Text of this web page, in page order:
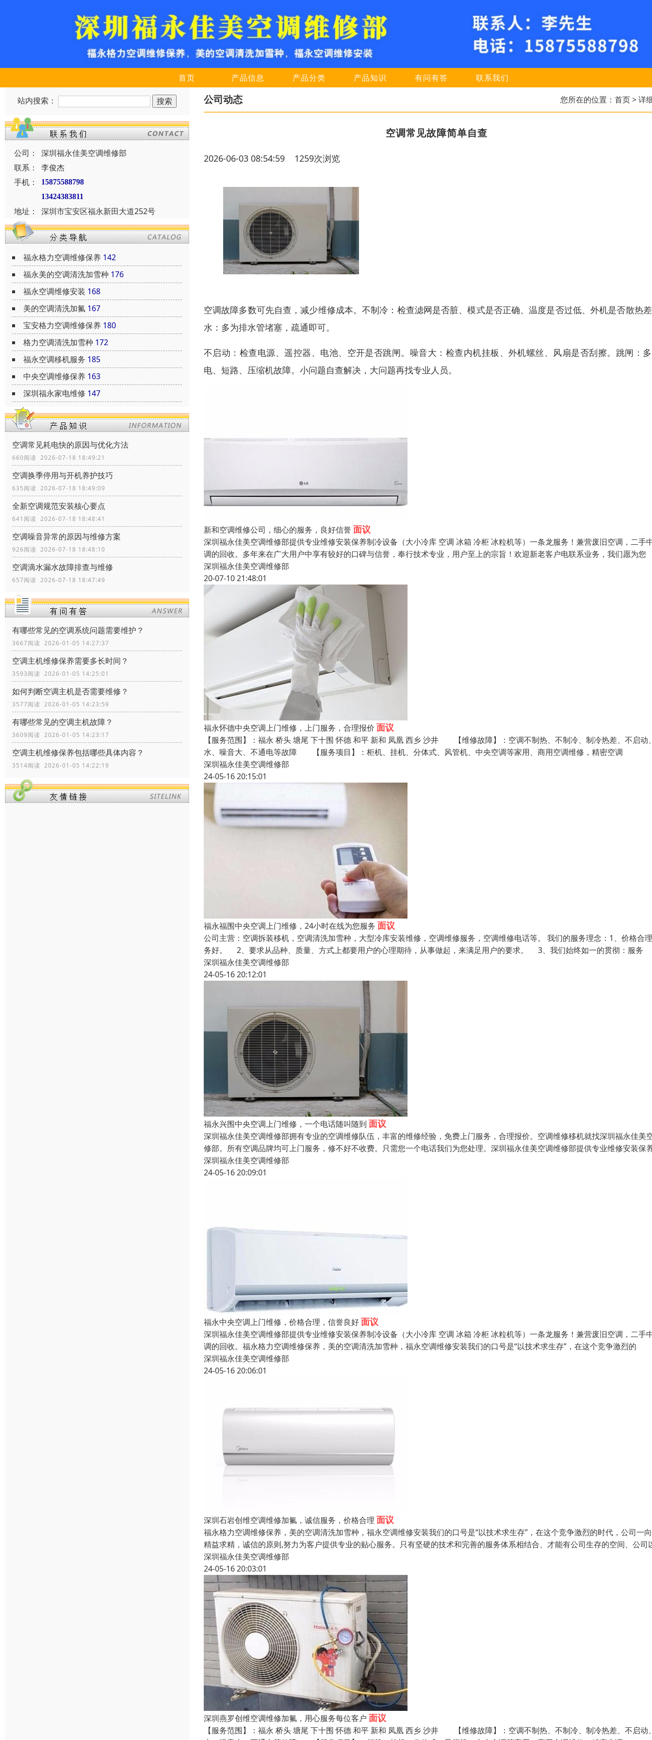
首页 产品信息 产品分类 产品知识 有问有答 联系我们
站内搜索：
公司：
深圳福永佳美空调维修部
联系：
李俊杰
手机：
15875588798
13424383811
地址： 深圳市宝安区福永新田大道252号
福永格力空调维修保养 142
福永美的空调清洗加雪种 176
福永空调维修安装 168
美的空调清洗加氟 167
宝安格力空调维修保养 180
格力空调清洗加雪种 172
福永空调移机服务 185
中央空调维修保养 163
深圳福永家电维修 147
空调常见耗电快的原因与优化方法
660阅读 2026-07-18 18:49:21
空调换季停用与开机养护技巧
635阅读 2026-07-18 18:49:09
全新空调规范安装核心要点
641阅读 2026-07-18 18:48:41
空调噪音异常的原因与维修方案
926阅读 2026-07-18 18:48:10
空调滴水漏水故障排查与维修
657阅读 2026-07-18 18:47:49
有哪些常见的空调系统问题需要维护？
3667阅读 2026-01-05 14:27:37
空调主机维修保养需要多长时间？
3593阅读 2026-01-05 14:25:01
如何判断空调主机是否需要维修？
3577阅读 2026-01-05 14:23:59
有哪些常见的空调主机故障？
3609阅读 2026-01-05 14:23:17
空调主机维修保养包括哪些具体内容？
3514阅读 2026-01-05 14:22:19
公司动态 您所在的位置： 首页> 详
空调常见故障简单自查
2026-06-03 08:54:59 1259次浏览
空调故障多数可先自查，减少维修成本。不制冷：检查滤网是否脏、模式是否正确、温度是否过低、外机是否散热
水：多为排水管堵塞，疏通即可。
不启动：检查电源、遥控器、电池、空开是否跳闸。噪音大：检查内机挂板、外机螺丝、风扇是否刮擦。跳闸：
电、短路、压缩机故障。小问题自查解决，大问题再找专业人员。
新和空调维修公司，细心的服务，良好信誉面议
深圳福永佳美空调维修部提供专业维修安装保养制冷设备（大小冷库 空调 冰箱 冷柜 冰粒机等）一条龙服务！兼营废旧空调，二手
调的回收。多年来在广大用户中享有较好的口碑与信誉，奉行技术专业，用户至上的宗旨！欢迎新老客户电联系业务，我们愿为您
深圳福永佳美空调维修部
20-07-10 21:48:01
福永怀德中央空调上门维修，上门服务，合理报价 面议
【服务范围】：福永 桥头 塘尾 下十围 怀德 和平 新和 凤凰 西乡 沙井 【维修故障】：空调不制热、不制冷、制冷热差、不启动
水、噪音大、不通电等故障 【服务项目】：柜机、挂机、分体式、风管机、中央空调等家用、商用空调维修，精密空调
深圳福永佳美空调维修部
24-05-16 20:15:01
福永福围中央空调上门维修，24小时在线为您服务 面议
公司主营：空调拆装移机，空调清洗加雪种，大型冷库安装维修，空调维修服务，空调维修电话等。 我们的服务理念：1、价格合
务好。 2、要求从品种、质量、方式上都要用户的心理期待，从事做起，来满足用户的要求。 3、我们始终如一的贯彻：服务
深圳福永佳美空调维修部
24-05-16 20:12:01
福永兴围中央空调上门维修，一个电话随叫随到 面议
深圳福永佳美空调维修部拥有专业的空调维修队伍，丰富的维修经验，免费上门服务，合理报价。空调维修移机就找深圳福永佳美
修部。所有空调品牌均可上门服务，修不好不收费。只需您一个电话我们为您处理。深圳福永佳美空调维修部提供专业维修安装保
深圳福永佳美空调维修部
24-05-16 20:09:01
福永中央空调上门维修，价格合理，信誉良好面议
深圳福永佳美空调维修部提供专业维修安装保养制冷设备（大小冷库 空调 冰箱 冷柜 冰粒机等）一条龙服务！兼营废旧空调，二手
调的回收。福永格力空调维修保养，美的空调清洗加雪种，福永空调维修安装我们的口号是“以技术求生存”，在这个竞争激烈的
深圳福永佳美空调维修部
24-05-16 20:06:01
深圳石岩创维空调维修加氟，诚信服务，价格合理 面议
福永格力空调维修保养，美的空调清洗加雪种，福永空调维修安装我们的口号是“以技术求生存”，在这个竞争激烈的时代，公司一
精益求精，诚信的原则,努力为客户提供专业的贴心服务。只有坚硬的技术和完善的服务体系相结合、才能有公司生存的空间、公司
深圳福永佳美空调维修部
24-05-16 20:03:01
深圳燕罗创维空调维修加氟，用心服务每位客户 面议
【服务范围】：福永 桥头 塘尾 下十围 怀德 和平 新和 凤凰 西乡 沙井 【维修故障】：空调不制热、不制冷、制冷热差、不启动